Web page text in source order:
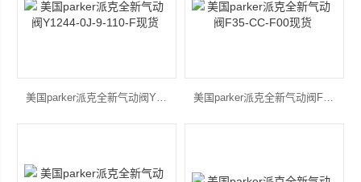
美国parker派克全新气动阀Y1244-0J-9-110-F现货 美国parker派克全新气动阀F35-CC-F00现货